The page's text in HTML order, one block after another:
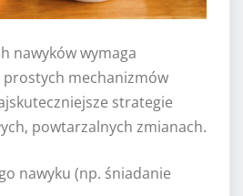
nawyków wymaga
mechanizmów
strategie
powtarzalnych zmianach.
nawyku (np. śniadanie